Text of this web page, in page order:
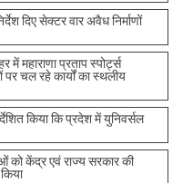
दिए सेक्टर वार अवैध निर्माणों
में महाराणा प्रताप स्पोर्ट्स
पर चल रहे कार्यों का स्थलीय
किया कि प्रदेश में युनिवर्सल
को केंद्र एवं राज्य सरकार की